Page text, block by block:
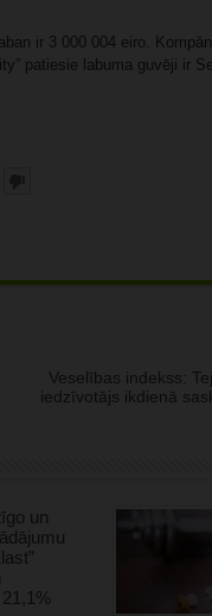
ir 3 000 004 eiro.
patiesie labuma guvēji ir
Veselības indekss:
iedzīvotājs ikdienā
un